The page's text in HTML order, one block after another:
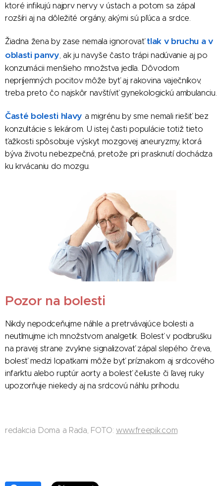
ktoré infikujú najprv nervy v ústach a potom sa zápal
rozšíri aj na dôležité orgány, akými sú pľúca a srdce.
Žiadna žena by zase nemala ignorovaťtlak v bruchu a v
oblasti panvy, ak ju navyše často trápi nadúvanie aj po
konzumácii menšieho množstva jedla. Dôvodom
nepríjemných pocitov môže byť aj rakovina vaječníkov,
treba preto čo najskôr navštíviť gynekologickú ambulanciu.
Časté bolesti hlavy a migrénu by sme nemali riešiť bez
konzultácie s lekárom. U istej časti populácie totiž tieto
ťažkosti spôsobuje výskyt mozgovej aneuryzmy, ktorá
býva životu nebezpečná, pretože pri prasknutí dochádza
ku krvácaniu do mozgu.
Pozor na bolesti
Nikdy nepodceňujme náhle a pretrvávajúce bolesti a
neutlmujme ich množstvom analgetík. Bolesť v podbrušku
na pravej strane zvykne signalizovať zápal slepého čreva,
bolesť medzi lopatkami môže byť príznakom aj srdcového
infarktu alebo ruptúr aorty a bolesť čeľuste či ľavej ruky
upozorňuje niekedy aj na srdcovú náhlu príhodu.
redakcia Doma a Rada, FOTO:www.freepik.com